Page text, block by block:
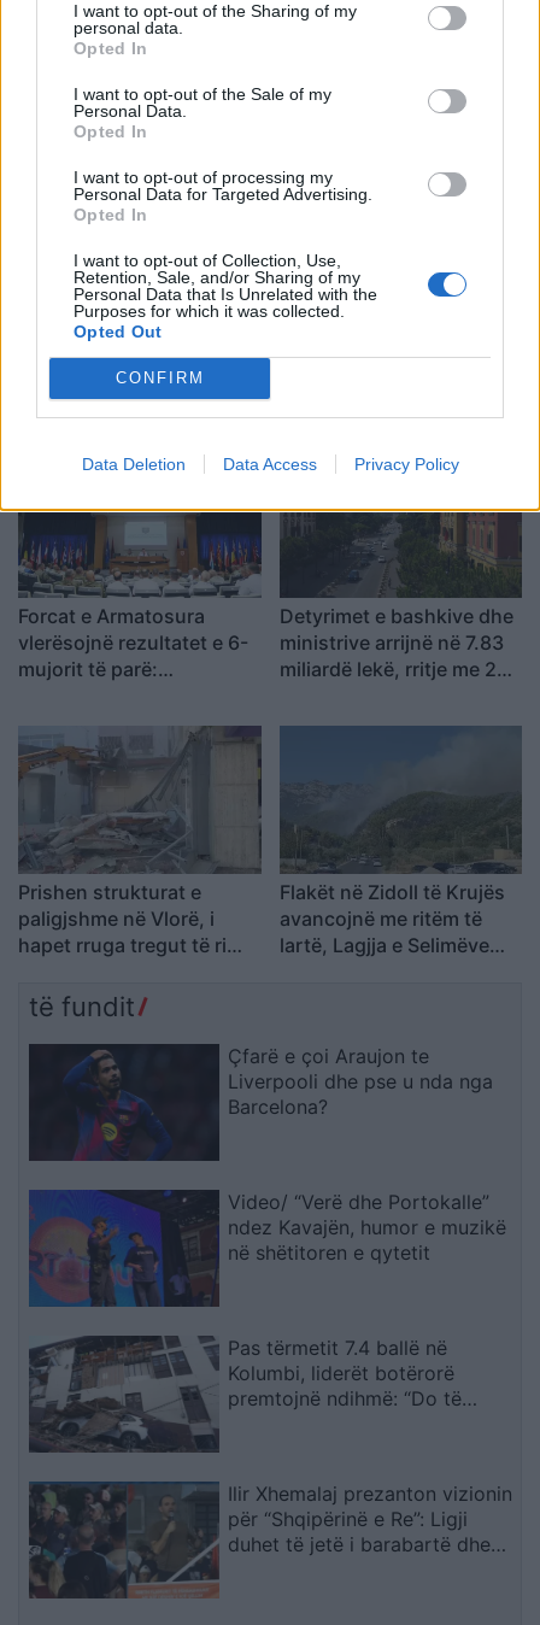
I want to opt-out of the Sharing of my
personal data.
Opted In
I want to opt-out of the Sale of my
Personal Data.
Opted In
I want to opt-out of processing my
Personal Data for Targeted Advertising.
Opted In
I want to opt-out of Collection, Use,
Retention, Sale, and/or Sharing of my
Personal Data that Is Unrelated with the
Purposes for which it was collected.
Opted Out
CONFIRM
Data Deletion Data Access Privacy Policy
Ilir Xhemalaj prezanton
vizionin për “Shqipërinë e
Re”: Ligji duhet të jetë i
barabartë dhe shteti t’u
shërbejë qytetarëve
Rrogozhinë, ARRSH: Nyja
lidhëse në Papër do të
dytë
Banorët protestojnë në
Orikum, kërkojnë që
njësia administrative të
bëhet sërish bashki
bashkitë në lëvizje në
përmbushjen e kërkesave
Forcat e Armatosura
vlerësojnë rezultatet e 6-
mujorit të parë:
stërvitje dhe modernizim
Detyrimet e bashkive dhe
ministrive arrijnë në 7.83
miliardë lekë, rritje me 2
2025-ës
Prishen strukturat e
paligjshme në Vlorë, i
hapet rruga tregut të ri
Vjetër
Flakët në Zidoll të Krujës
avancojnë me ritëm të
lartë, Lagjja e Selimëve
të fundit
Çfarë e çoi Araujon te
Liverpooli dhe pse u nda nga
Barcelona?
Video/ “Verë dhe Portokalle”
ndez Kavajën, humor e muzikë
në shëtitoren e qytetit
Pas tërmetit 7.4 ballë në
Kolumbi, liderët botërorë
premtojnë ndihmë: “Do të
Ilir Xhemalaj prezanton vizionin
për “Shqipërinë e Re”: Ligji
duhet të jetë i barabartë dhe